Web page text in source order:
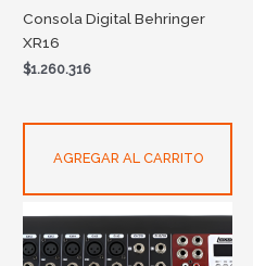
Consola Digital Behringer
XR16
$1.260.316
AGREGAR AL CARRITO